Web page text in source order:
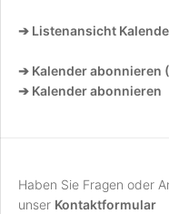
➔ Listenansicht
➔ Kalender abonnieren
➔ Kalender abonnieren
Haben Sie Fragen oder
unser Kontaktformular